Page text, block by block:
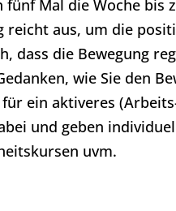
Mal die Woche bis
reicht aus, um die
dass die Bewegung
wie Sie den
ein aktiveres
und geben
uvm.